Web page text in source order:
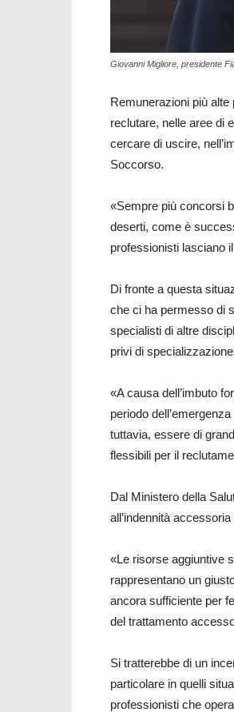
Giovanni Migliore, presidente
Remunerazioni più
reclutare, nelle aree di
cercare di uscire,
Soccorso.
«Sempre più concorsi
deserti, come è
professionisti lasciano
Di fronte a questa
che ci ha permesso di
specialisti di altre
privi di
«A causa dell’imbuto
periodo
tuttavia, essere di
flessibili per il
Dal Ministero della
all’indennità
«Le risorse aggiuntive
rappresentano un
ancora sufficiente per
del trattamento
Si tratterebbe di un
particolare in quelli
professionisti che